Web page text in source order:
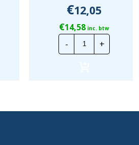
€12,05
€14,58 inc. btw
-
Krimpkous
Groen/Geel
-
meter
+